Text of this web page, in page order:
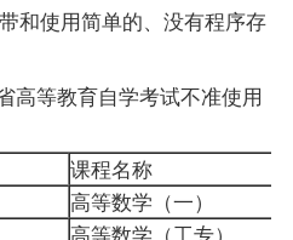
和使用简单的、没有程序存
高等教育自学考试不准使用
课程名称
高等数学（一）
高等数学（工专）